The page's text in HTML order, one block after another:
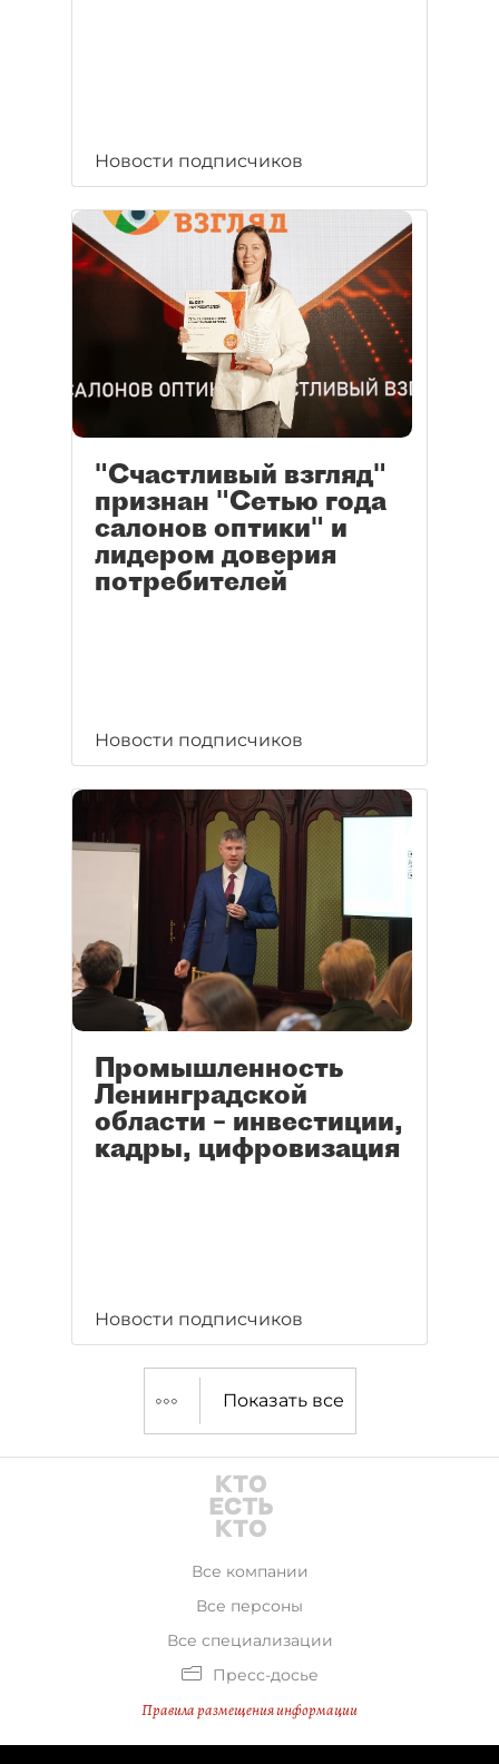
Новости подписчиков
"Счастливый взгляд"
признан "Сетью года
салонов оптики" и
лидером доверия
потребителей
Новости подписчиков
Промышленность
Ленинградской
области – инвестиции,
кадры, цифровизация
Новости подписчиков
Показать все
Все компании
Все персоны
Все специализации
Пресс-досье
Правила размещения информации